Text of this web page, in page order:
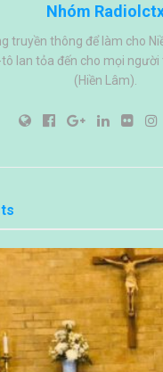
Nhóm
truyền thông để làm cho
tô lan tỏa đến cho mọi
(Hiền Lâm).